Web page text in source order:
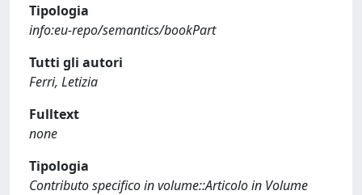
Tipologia
info:eu-repo/semantics/bookPart
Tutti gli autori
Ferri, Letizia
Fulltext
none
Tipologia
Contributo specifico in volume::Articolo in Volume